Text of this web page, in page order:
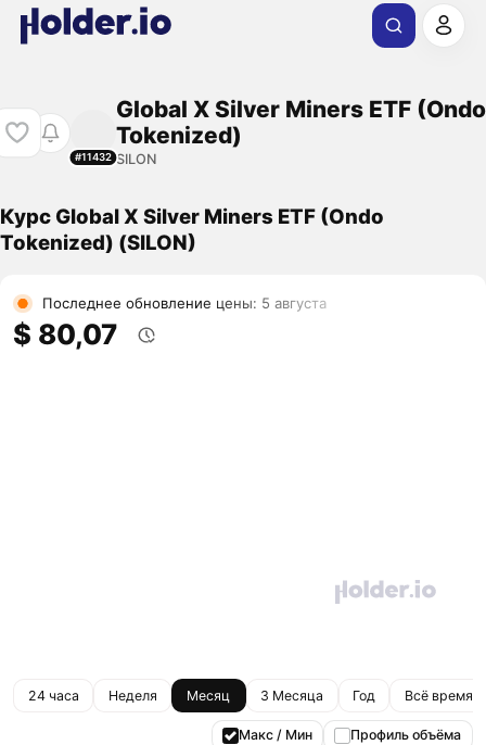
#11432
Global X Silver Miners ETF (Ondo
Tokenized)
SILON
Курс Global X Silver Miners ETF (Ondo
Tokenized) (SILON)
Последнее обновление цены: 5 августа
$ 80,07
24 часа Неделя Месяц 3 Месяца Год Всё время
Макс / Мин Профиль объёма